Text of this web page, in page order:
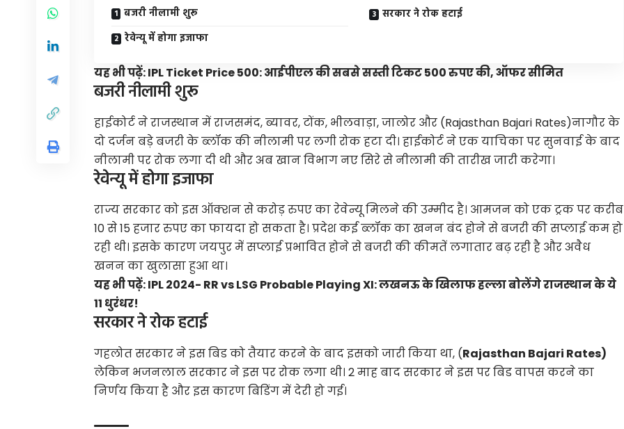
बजरी नीलामी शुरू
रेवेन्यू में होगा इजाफा
सरकार ने रोक हटाई
यह भी पढ़ें:IPL Ticket Price 500: आईपीएल की सबसे सस्ती टिकट 500 रुपए की, ऑफर सीमित
बजरी नीलामी शुरू
हाईकोर्ट ने राजस्थान में राजसमंद, ब्यावर, टोंक, भीलवाड़ा, जालोर और (Rajasthan Bajari Rates)नागौर के
दो दर्जन बड़े बजरी के ब्लॉक की नीलामी पर लगी रोक हटा दी। हाईकोर्ट ने एक याचिका पर सुनवाई के बाद
नीलामी पर रोक लगा दी थी और अब खान विभाग नए सिरे से नीलामी की तारीख जारी करेगा।
रेवेन्यू में होगा इजाफा
राज्य सरकार को इस ऑक्शन से करोड़ रुपए का रेवेन्यू मिलने की उम्मीद है। आमजन को एक ट्रक पर करीब
10 से 15 हजार रुपए का फायदा हो सकता है। प्रदेश कई ब्लॉक का खनन बंद होने से बजरी की सप्लाई कम हो
रही थी। इसके कारण जयपुर में सप्लाई प्रभावित होने से बजरी की कीमतें लगातार बढ़ रही है और अवैध
खनन का खुलासा हुआ था।
यह भी पढ़ें:IPL 2024- RR vs LSG Probable Playing XI: लखनऊ के खिलाफ हल्ला बोलेंगे राजस्थान के ये
11 धुरंधर!
सरकार ने रोक हटाई
गहलोत सरकार ने इस बिड को तैयार करने के बाद इसको जारी किया था, (Rajasthan Bajari Rates)
लेकिन भजनलाल सरकार ने इस पर रोक लगा थी। 2 माह बाद सरकार ने इस पर बिड वापस करने का
निर्णय किया है और इस कारण बिडिंग में देरी हो गई।